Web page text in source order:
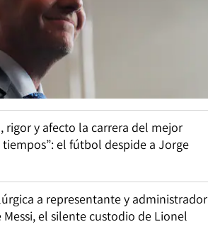
rigor y afecto la carrera del mejor
el fútbol despide a Jorge
a representante y administrador
el silente custodio de Lionel